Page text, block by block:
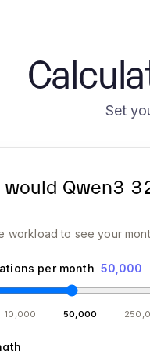
Set
Qwen3
workload to see your
per month 50,000
10,000 50,000